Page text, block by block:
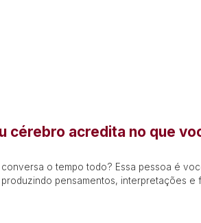
cérebro acredita no que
o tempo todo? Essa pessoa é
pensamentos, interpretações e